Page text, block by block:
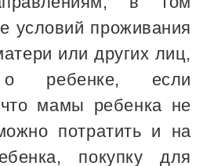
условий проживания
или других лиц,
о ребенке, если
мамы ребенка не
потратить и на
покупку для